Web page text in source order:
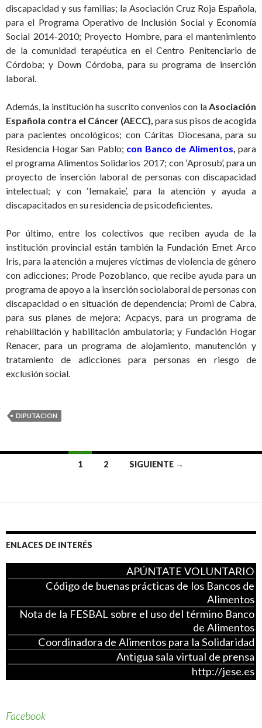
discapacidad y sus familias; la Asociación Cruz Roja Española,
para el Programa Operativo de Inclusión Social y Economía
Social 2014-2010; Proyecto Hombre, para el mantenimiento
de la comunidad terapéutica en el Centro Penitenciario de
Córdoba; y Down Córdoba, para su programa de inserción
laboral.
Además, la institución ha suscrito convenios con la Asociación
Española contra el Cáncer (AECC), para sus pisos de acogida
para pacientes oncológicos; con Cáritas Diocesana, para su
Residencia Hogar San Pablo; con Banco de Alimentos para
el programa Alimentos Solidarios 2017; con ‘Aprosub’, para un
proyecto de inserción laboral de personas con discapacidad
intelectual; y con ‘Iemakaie’, para la atención y ayuda a
discapacitados en su residencia de psicodeficientes.
Por último, entre los colectivos que reciben ayuda de la
institución provincial están también la Fundación Emet Arco
Iris, para la atención a mujeres víctimas de violencia de género
con adicciones; Prode Pozoblanco, que recibe ayuda para un
programa de apoyo a la inserción sociolaboral de personas con
discapacidad o en situación de dependencia; Promi de Cabra,
para sus planes de mejora; Acpacys, para un programa de
rehabilitación y habilitación ambulatoria; y Fundación Hogar
Renacer, para un programa de alojamiento, manutención y
tratamiento de adicciones para personas en riesgo de
exclusión social.
DIPUTACION
a
entradas
1 2 SIGUIENTE →
ENLACES DE INTERÉS
APÚNTATE VOLUNTARIO
Código de buenas prácticas de los Bancos de
Alimentos
Nota de la FESBAL sobre el uso del término Banco
de Alimentos
Coordinadora de Alimentos para la Solidaridad
Antigua sala virtual de prensa
http://jese.es
Facebook